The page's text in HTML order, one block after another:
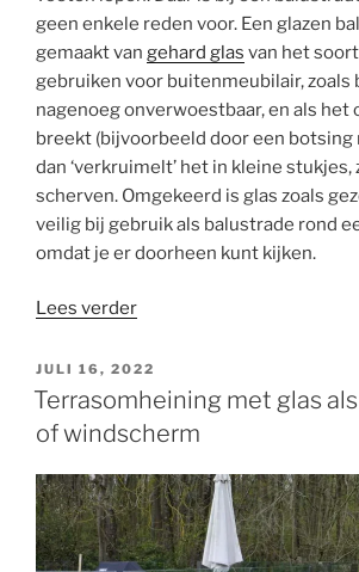
geen enkele reden voor. Een glazen
gemaakt van gehard glas van het
gebruiken voor buitenmeubilair, zoals
nagenoeg onverwoestbaar, en als het
breekt (bijvoorbeeld door een botsing
dan ‘verkruimelt’ het in kleine stukjes,
scherven. Omgekeerd is glas zoals
veilig bij gebruik als balustrade rond
omdat je er doorheen kunt kijken.
Lees verder“Glazen
geeft
uw
tuin
en
terras
meer
cachet”
GEPLAATST
OP
JULI 16, 2022
Terrasomheining met glas
of windscherm